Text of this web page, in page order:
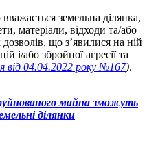
земельна ділянка,
матеріали, відходи та/або
що з’явилися на ній
і/або збройної агресії та
від 04.04.2022 року №167).
майна зможуть
ділянки